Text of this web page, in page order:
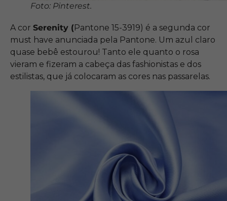
Foto: Pinterest.
A cor Serenity (Pantone 15-3919) é a segunda cor
must have anunciada pela Pantone. Um azul claro
quase bebê estourou! Tanto ele quanto o rosa
vieram e fizeram a cabeça das fashionistas e dos
estilistas, que já colocaram as cores nas passarelas.